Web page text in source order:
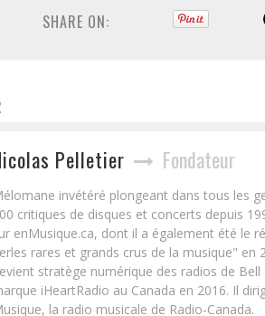
SHARE ON:
Pelletier Fondateur
invétéré plongeant dans tous les
critiques de disques et concerts depuis
enMusique.ca, dont il a également été le
rares et grands crus de la musique" en
stratège numérique des radios de
iHeartRadio au Canada en 2016. Il
la radio musicale de Radio-Canada.